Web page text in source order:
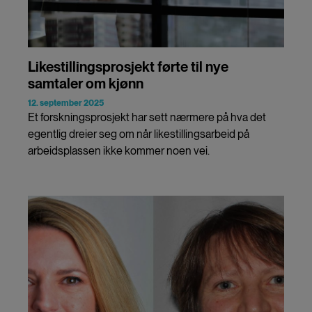
Likestillingsprosjekt førte til nye
samtaler om kjønn
12. september 2025
Et forskningsprosjekt har sett nærmere på hva det
egentlig dreier seg om når likestillingsarbeid på
arbeidsplassen ikke kommer noen vei.